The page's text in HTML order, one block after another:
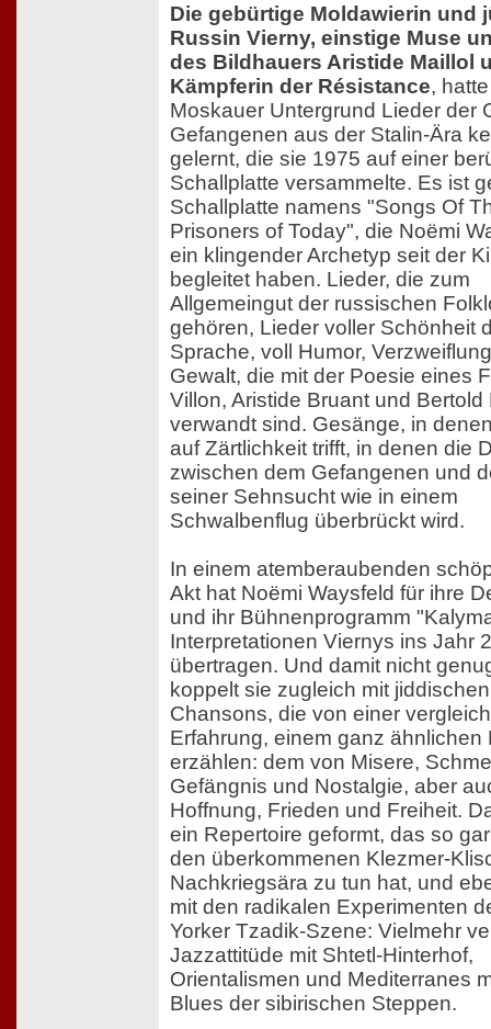
Die gebürtige Moldawierin und
Russin Vierny, einstige Muse
des Bildhauers Aristide Maillol
Kämpferin der Résistance,
Moskauer Untergrund Lieder der
Gefangenen aus der Stalin-Ära
gelernt, die sie 1975 auf einer
Schallplatte versammelte. Es ist
Schallplatte namens "Songs Of
Prisoners of Today", die Noëmi
ein klingender Archetyp seit der
begleitet haben. Lieder, die zum
Allgemeingut der russischen
gehören, Lieder voller Schönheit
Sprache, voll Humor,
Gewalt, die mit der Poesie eines
Villon, Aristide Bruant und Bertold
verwandt sind. Gesänge, in
auf Zärtlichkeit trifft, in denen die
zwischen dem Gefangenen und
seiner Sehnsucht wie in einem
Schwalbenflug überbrückt wird.
In einem atemberaubenden
Akt hat Noëmi Waysfeld für ihre
und ihr Bühnenprogramm
Interpretationen Viernys ins Jahr
übertragen. Und damit nicht
koppelt sie zugleich mit jiddischen
Chansons, die von einer
Erfahrung, einem ganz ähnlichen
erzählen: dem von Misere,
Gefängnis und Nostalgie, aber
Hoffnung, Frieden und Freiheit.
ein Repertoire geformt, das so
den überkommenen Klezmer-
Nachkriegsära zu tun hat, und
mit den radikalen Experimenten
Yorker Tzadik-Szene: Vielmehr
Jazzattitüde mit Shtetl-Hinterhof,
Orientalismen und Mediterranes
Blues der sibirischen Steppen.